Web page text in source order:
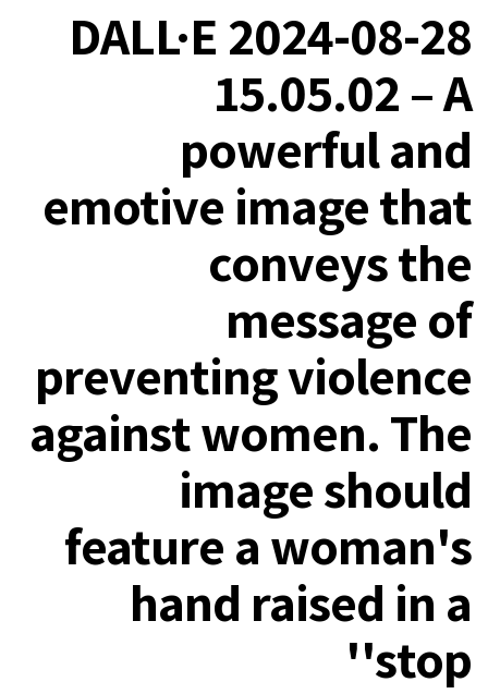
DALL·E 2024-08-28
15.05.02 – A
powerful and
emotive image that
conveys the
message of
preventing violence
against women. The
image should
feature a woman's
hand raised in a
'stop'